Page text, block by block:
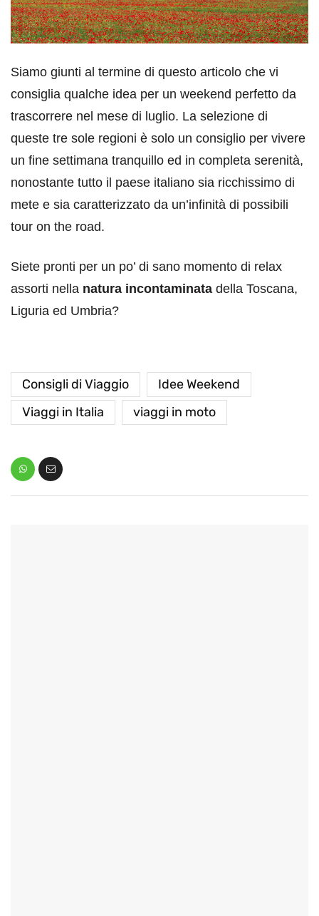
Siamo giunti al termine di questo articolo che vi
consiglia qualche idea per un weekend perfetto da
trascorrere nel mese di luglio. La selezione di
queste tre sole regioni è solo un consiglio per vivere
un fine settimana tranquillo ed in completa serenità,
nonostante tutto il paese italiano sia ricchissimo di
mete e sia caratterizzato da un’infinità di possibili
tour on the road.
Siete pronti per un po’ di sano momento di relax
assorti nella natura incontaminata della Toscana,
Liguria ed Umbria?
Consigli di Viaggio
Idee Weekend
Viaggi in Italia
viaggi in moto